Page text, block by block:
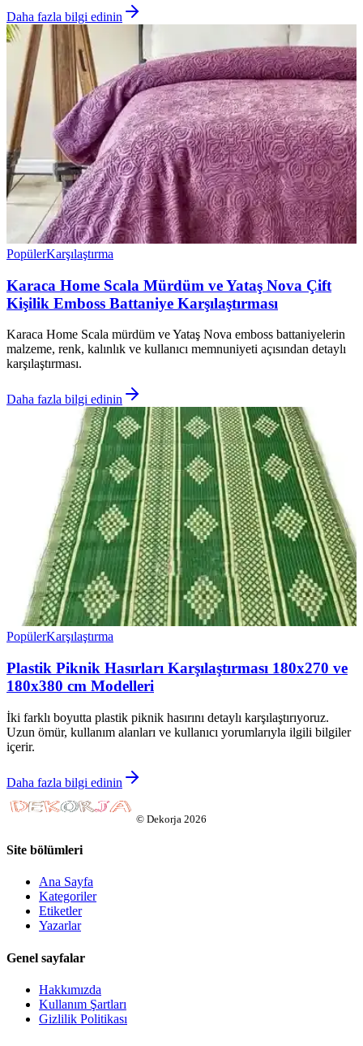
Daha fazla bilgi edinin
PopülerKarşılaştırma
Karaca Home Scala Mürdüm ve Yataş Nova Çift
Kişilik Emboss Battaniye Karşılaştırması
Karaca Home Scala mürdüm ve Yataş Nova emboss battaniyelerin
malzeme, renk, kalınlık ve kullanıcı memnuniyeti açısından detaylı
karşılaştırması.
Daha fazla bilgi edinin
PopülerKarşılaştırma
Plastik Piknik Hasırları Karşılaştırması 180x270 ve
180x380 cm Modelleri
İki farklı boyutta plastik piknik hasırını detaylı karşılaştırıyoruz.
Uzun ömür, kullanım alanları ve kullanıcı yorumlarıyla ilgili bilgiler
içerir.
Daha fazla bilgi edinin
© Dekorja 2026
Site bölümleri
Ana Sayfa
Kategoriler
Etiketler
Yazarlar
Genel sayfalar
Hakkımızda
Kullanım Şartları
Gizlilik Politikası